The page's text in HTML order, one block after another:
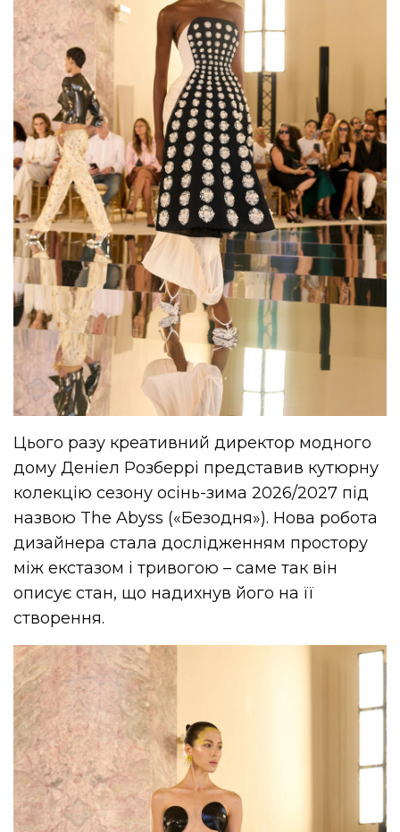
Цього разу креативний директор модного
дому Деніел Розберрі представив кутюрну
колекцію сезону осінь-зима 2026/2027 під
назвою The Abyss («Безодня»). Нова робота
дизайнера стала дослідженням простору
між екстазом і тривогою – саме так він
описує стан, що надихнув його на її
створення.